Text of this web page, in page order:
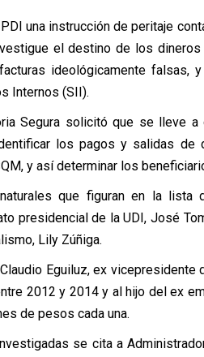
una instrucción de peritaje
el destino de los
ideológicamente falsas,
Internos (SII).
Segura solicitó que se lleve
los pagos y salidas
y así determinar los
que figuran en la
presidencial de la UDI, José
Lily Zúñiga.
Eguiluz, ex
2012 y 2014 y al hijo del ex
de pesos cada una.
se cita a